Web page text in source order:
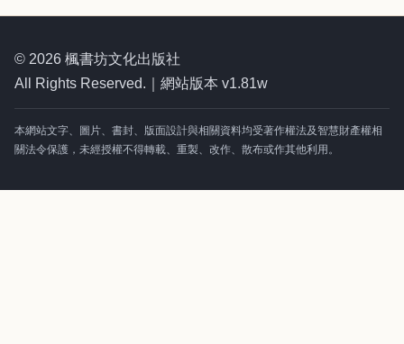
© 2026 楓書坊文化出版社
All Rights Reserved.｜網站版本 v1.81w
本網站文字、圖片、書封、版面設計與相關資料均受著作權法及智慧財產權相
關法令保護，未經授權不得轉載、重製、改作、散布或作其他利用。